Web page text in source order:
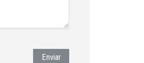
Enviar